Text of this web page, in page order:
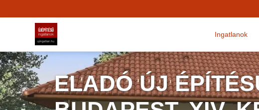
Ingatlanok
ELADÓ ÚJ